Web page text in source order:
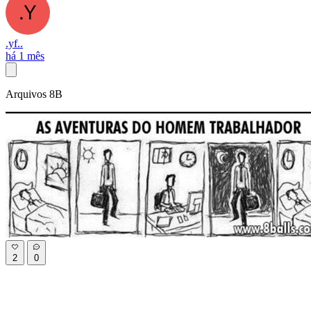
.yf..
há 1 mês
Arquivos 8B
2 0